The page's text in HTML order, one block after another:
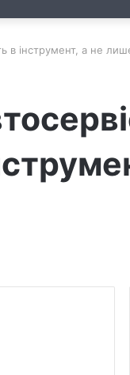
в інструмент, а не